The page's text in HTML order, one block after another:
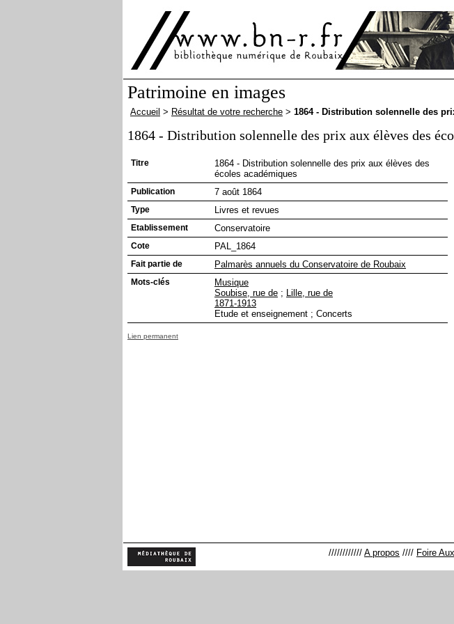
Patrimoine en images
Accueil > Résultat de votre recherche > 1864 - Distribution solennelle des
1864 - Distribution solennelle des prix aux élèves des
Titre
1864 - Distribution solennelle des prix aux élèves des
écoles académiques
Publication 7 août 1864
Type Livres et revues
Etablissement Conservatoire
Cote PAL_1864
Fait partie de Palmarès annuels du Conservatoire de Roubaix
Mots-clés
Musique
Soubise, rue de ; Lille, rue de
1871-1913
Etude et enseignement ; Concerts
Lien permanent
//////////// A propos //// Foire